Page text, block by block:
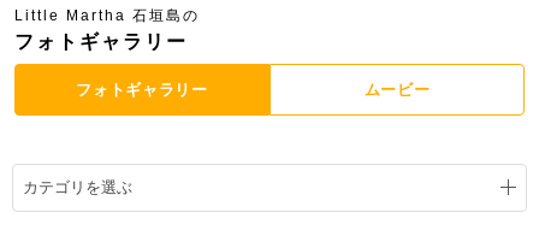
撮影レポート
衣装 ムービー
ブログ
アクセス/TEL スタジオトップ
こだわりポイント
Little Martha 石垣島の
フォトギャラリー
フォトギャラリー ムービー
カテゴリを選ぶ